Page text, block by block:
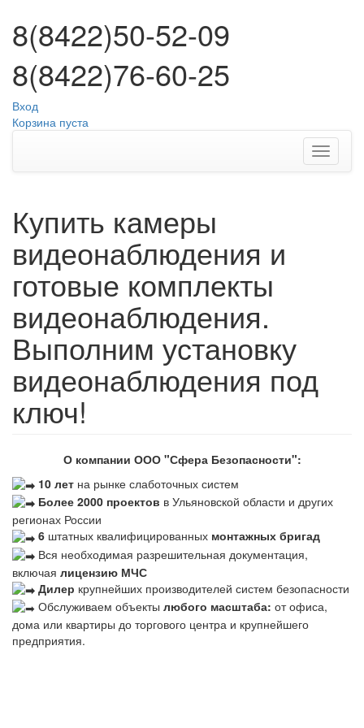
8(8422)50-52-09
8(8422)76-60-25
Вход
Корзина пуста
Купить камеры
видеонаблюдения и
готовые комплекты
видеонаблюдения.
Выполним установку
видеонаблюдения под
ключ!
О компании ООО "Сфера Безопасности":
10 лет на рынке слаботочных систем
Более 2000 проектов в Ульяновской области и других
регионах России
6 штатных квалифицированных монтажных бригад
Вся необходимая разрешительная документация,
включая лицензию МЧС
Дилер крупнейших производителей систем безопасности
Обслуживаем объекты любого масштаба: от офиса,
дома или квартиры до торгового центра и крупнейшего
предприятия.